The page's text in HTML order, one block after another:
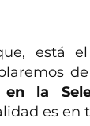
está
de
la
es en